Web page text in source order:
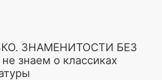
ЗНАМЕНИТОСТИ БЕЗ
знаем о классиках